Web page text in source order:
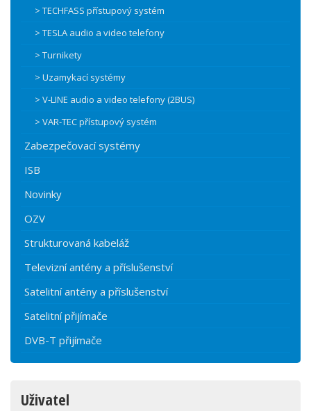
> TECHFASS přístupový systém
> TESLA audio a video telefony
> Turnikety
> Uzamykací systémy
> V-LINE audio a video telefony (2BUS)
> VAR-TEC přístupový systém
Zabezpečovací systémy
ISB
Novinky
OZV
Strukturovaná kabeláž
Televizní antény a příslušenství
Satelitní antény a příslušenství
Satelitní přijímače
DVB-T přijímače
Uživatel